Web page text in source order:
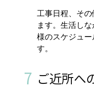
工事日程、そ
ます。生活し
様のスケジュー
す。
7 ご近所へ